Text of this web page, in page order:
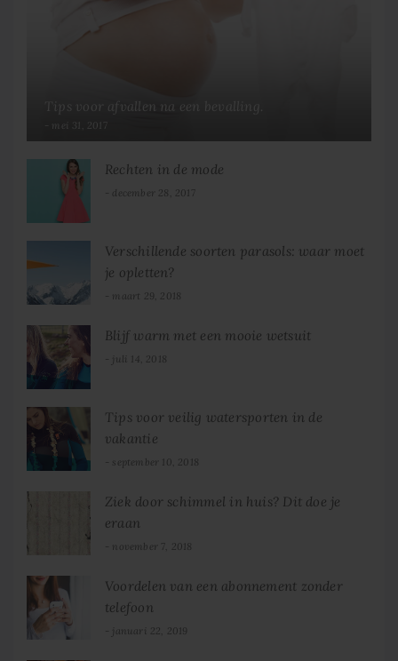
Tips voor afvallen na een bevalling.
mei 31, 2017
Rechten in de mode
december 28, 2017
Verschillende soorten parasols: waar moet
je opletten?
maart 29, 2018
Blijf warm met een mooie wetsuit
juli 14, 2018
Tips voor veilig watersporten in de
vakantie
september 10, 2018
Ziek door schimmel in huis? Dit doe je
eraan
november 7, 2018
Voordelen van een abonnement zonder
telefoon
januari 22, 2019